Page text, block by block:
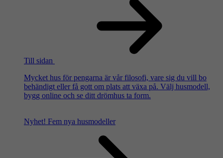
Till sidan
Mycket hus för pengarna är vår filosofi, vare sig du vill bo
behändigt eller få gott om plats att växa på. Välj husmodell,
bygg online och se ditt drömhus ta form.
Nyhet! Fem nya husmodeller